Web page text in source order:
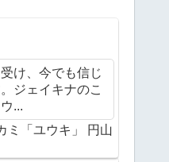
け、今でも信じ
ジェイキナのこ
...
ミ「ユウキ」 円山